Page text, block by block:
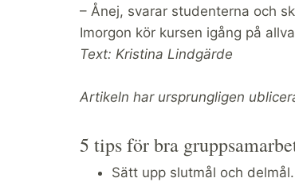
– Ånej, svarar studenterna och
Imorgon kör kursen igång på
Text: Kristina Lindgärde
Artikeln har ursprungligen
5 tips för bra
Sätt upp slutmål och